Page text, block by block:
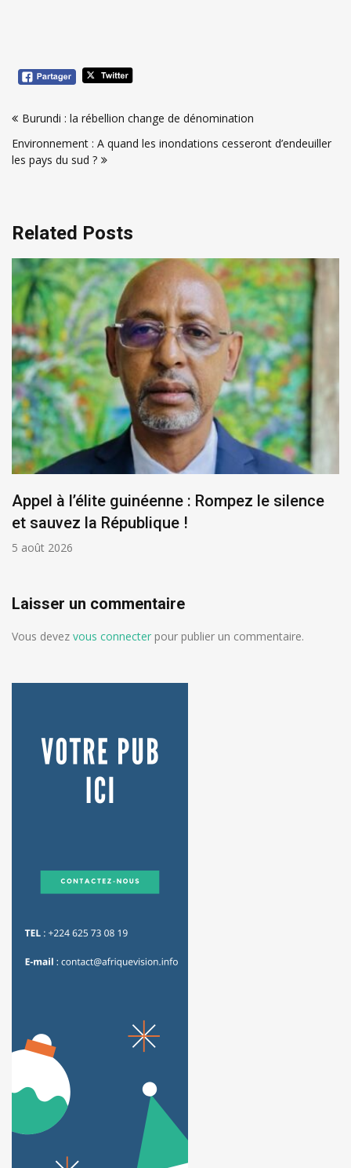
de
l’article
Burundi : la rébellion change de dénomination
Environnement : A quand les inondations cesseront d’endeuiller
les pays du sud ?
Related Posts
Appel à l’élite guinéenne : Rompez le silence
et sauvez la République !
5 août 2026
Laisser un commentaire
Vous devez vous connecter pour publier un commentaire.